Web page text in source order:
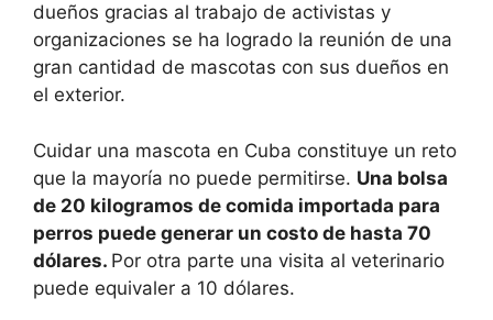
dueños gracias al trabajo de activistas y
organizaciones se ha logrado la reunión de una
gran cantidad de mascotas con sus dueños en
el exterior.
Cuidar una mascota en Cuba constituye un reto
que la mayoría no puede permitirse. Una bolsa
de 20 kilogramos de comida importada para
perros puede generar un costo de hasta 70
dólares. Por otra parte una visita al veterinario
puede equivaler a 10 dólares.